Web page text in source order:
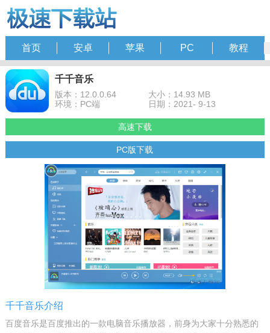
首页 安卓 苹果 PC 教程
千千音乐
版本：12.0.0.64
大小：14.93 MB
环境：PC端
日期：2021- 9-13
高速下载
PC版下载
千千音乐介绍
百度音乐是百度推出的一款电脑音乐播放器，前身为大家十分熟悉的